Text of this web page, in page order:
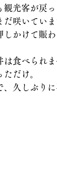
観光客が戻
咲いていま
かけて賑わ
は食べられ
だけ。
、久しぶり